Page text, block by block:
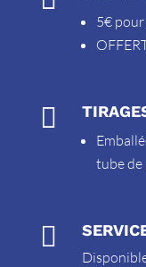
5€

tube
